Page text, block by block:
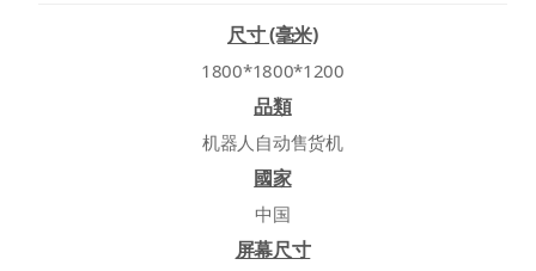
尺寸 (毫米)
1800*1800*1200
品類
机器人自动售货机
國家
中国
屏幕尺寸